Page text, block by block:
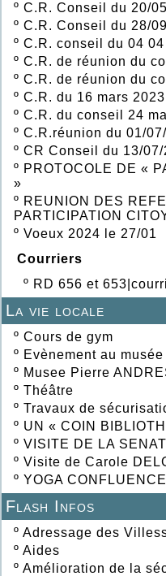
º C.R. Conseil du 20/
º C.R. Conseil du 28/
º C.R. conseil du 04
º C.R. de réunion du
º C.R. de réunion du
º C.R. du 16 mars 2023
º C.R. du conseil 24
º C.R.réunion du 01/
º CR Conseil du 13/07/
º PROTOCOLE DE «
»
º REUNION DES
PARTICIPATION
º Voeux 2024 le 27/01
Courriers
º RD 656 et
La vie locale
º Cours de gym
º Evènement au
º Musee Pierre
º Théâtre
º Travaux de
º UN « COIN
º VISITE DE LA
º Visite de Carole
º YOGA CONFLUENCE
Flash Infos
º Adressage des
º Aides
º Amélioration de la